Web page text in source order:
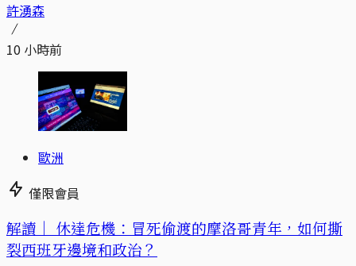
許湧森
10 小時前
歐洲
僅限會員
解讀｜ 休達危機：冒死偷渡的摩洛哥青年，如何撕
裂西班牙邊境和政治？